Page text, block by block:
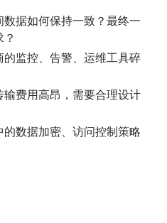
数据如何保持一致？最终一
的监控、告警、运维工具碎
输费用高昂，需要合理设计
的数据加密、访问控制策略